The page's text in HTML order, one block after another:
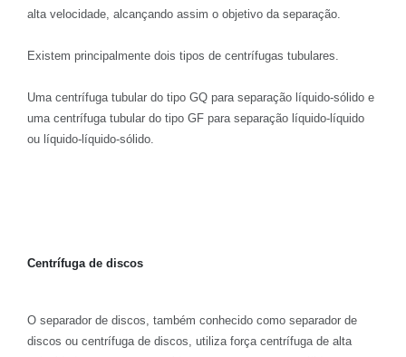
alta velocidade, alcançando assim o objetivo da separação.
Existem principalmente dois tipos de centrífugas tubulares.
Uma centrífuga tubular do tipo GQ para separação líquido-sólido e
uma centrífuga tubular do tipo GF para separação líquido-líquido
ou líquido-líquido-sólido.
Centrífuga de discos
O separador de discos, também conhecido como separador de
discos ou centrífuga de discos, utiliza força centrífuga de alta